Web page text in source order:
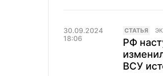
30.09.2024
18:06
CТАТЬЯ
РФ
ВСУ